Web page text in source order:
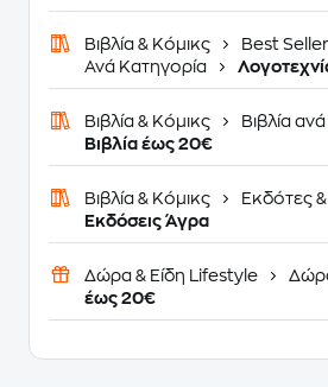
Βιβλία & Κόμικς
Best
Ανά Κατηγορία
Βιβλία & Κόμικς
Βιβλία ανά
Βιβλία έως 20€
Βιβλία & Κόμικς
Εκδότες &
Eκδόσεις Άγρα
Δώρα & Είδη Lifestyle
έως 20€